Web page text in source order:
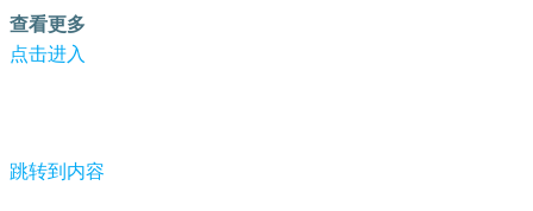
查看更多
点击进入
跳转到内容